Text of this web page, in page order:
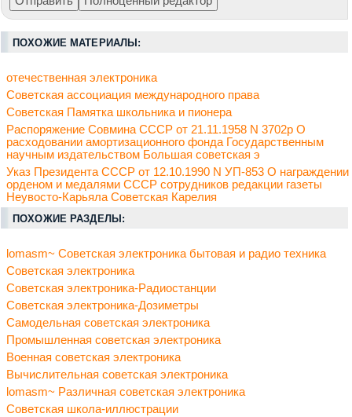
ПОХОЖИЕ МАТЕРИАЛЫ:
отечественная электроника
Советская ассоциация международного права
Советская Памятка школьника и пионера
Распоряжение Совмина СССР от 21.11.1958 N 3702р О
расходовании амортизационного фонда Государственным
научным издательством Большая советская э
Указ Президента СССР от 12.10.1990 N УП-853 О награждении
орденом и медалями СССР сотрудников редакции газеты
Неувосто-Карьяла Советская Карелия
ПОХОЖИЕ РАЗДЕЛЫ:
lomasm~ Советская электроника бытовая и радио техника
Советская электроника
Советская электроника-Радиостанции
Советская электроника-Дозиметры
Самодельная советская электроника
Промышленная советская электроника
Военная советская электроника
Вычислительная советская электроника
lomasm~ Различная советская электроника
Советская школа-иллюстрации